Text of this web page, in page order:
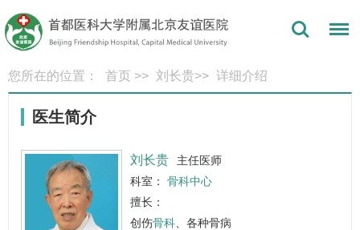
您所在的位置： 首页 >> 刘长贵>> 详细介绍
医生简介
刘长贵
主任医师
科室： 骨科中心
擅长：
创伤骨科 、各种骨病